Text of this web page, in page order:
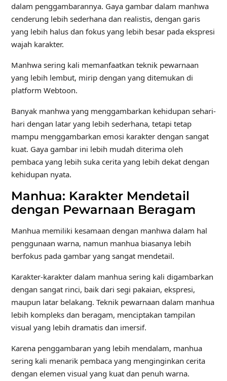
dalam penggambarannya. Gaya gambar dalam manhwa
cenderung lebih sederhana dan realistis, dengan garis
yang lebih halus dan fokus yang lebih besar pada ekspresi
wajah karakter.
Manhwa sering kali memanfaatkan teknik pewarnaan
yang lebih lembut, mirip dengan yang ditemukan di
platform Webtoon.
Banyak manhwa yang menggambarkan kehidupan sehari-
hari dengan latar yang lebih sederhana, tetapi tetap
mampu menggambarkan emosi karakter dengan sangat
kuat. Gaya gambar ini lebih mudah diterima oleh
pembaca yang lebih suka cerita yang lebih dekat dengan
kehidupan nyata.
Manhua: Karakter Mendetail
dengan Pewarnaan Beragam
Manhua memiliki kesamaan dengan manhwa dalam hal
penggunaan warna, namun manhua biasanya lebih
berfokus pada gambar yang sangat mendetail.
Karakter-karakter dalam manhua sering kali digambarkan
dengan sangat rinci, baik dari segi pakaian, ekspresi,
maupun latar belakang. Teknik pewarnaan dalam manhua
lebih kompleks dan beragam, menciptakan tampilan
visual yang lebih dramatis dan imersif.
Karena penggambaran yang lebih mendalam, manhua
sering kali menarik pembaca yang menginginkan cerita
dengan elemen visual yang kuat dan penuh warna.